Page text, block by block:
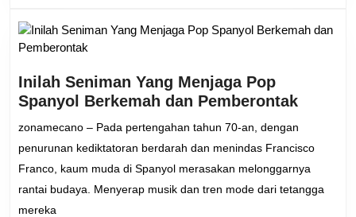
Inilah Seniman Yang Menjaga Pop
Spanyol Berkemah dan PemberontakInilah
Pop
zonamecano – Pada pertengahan tahun 70-an, dengan
penurunan kediktatoran berdarah dan menindas Francisco
Franco, kaum muda di Spanyol merasakan melonggarnya
rantai budaya. Menyerap musik dan tren mode dari tetangga
mereka